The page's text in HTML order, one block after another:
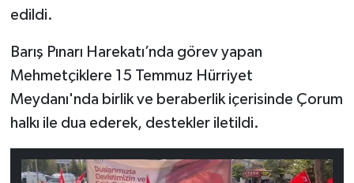
edildi.
Barış Pınarı Harekatı’nda görev yapan
Mehmetçiklere 15 Temmuz Hürriyet
Meydanı'nda birlik ve beraberlik içerisinde Çorum
halkı ile dua ederek, destekler iletildi.